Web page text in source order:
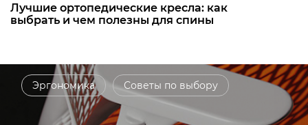
Лучшие ортопедические кресла: как
выбрать и чем полезны для спины
Эргономика Советы по выбору